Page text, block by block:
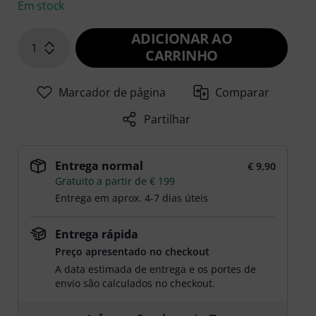
Em stock
1
ADICIONAR AO
CARRINHO
Marcador de página
Comparar
Partilhar
Entrega normal
€ 9,90
Gratuito a partir de € 199
Entrega em aprox. 4-7 dias úteis
Entrega rápida
Preço apresentado no checkout
A data estimada de entrega e os portes de
envio são calculados no checkout.